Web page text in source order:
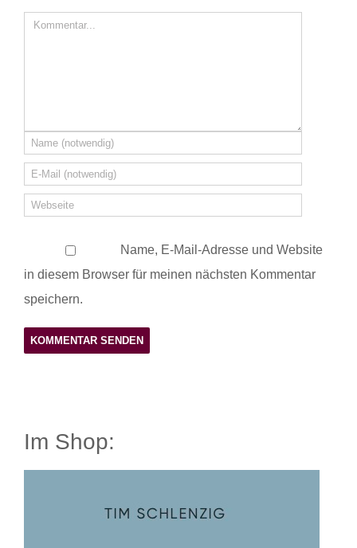
Name, E-Mail-Adresse und Website
in diesem Browser für meinen nächsten Kommentar
speichern.
Im Shop: